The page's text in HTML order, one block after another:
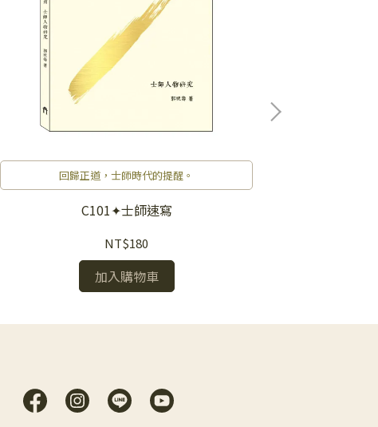
回歸正道，士師時代的提醒。
C101✦士師速寫
NT$180
加入購物車